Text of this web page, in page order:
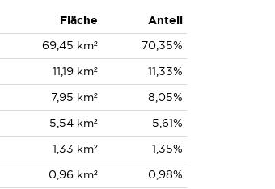
Fläche
Anteil
69,45 km²
70,35%
11,19 km²
11,33%
7,95 km²
8,05%
5,54 km²
5,61%
1,33 km²
1,35%
0,96 km²
0,98%